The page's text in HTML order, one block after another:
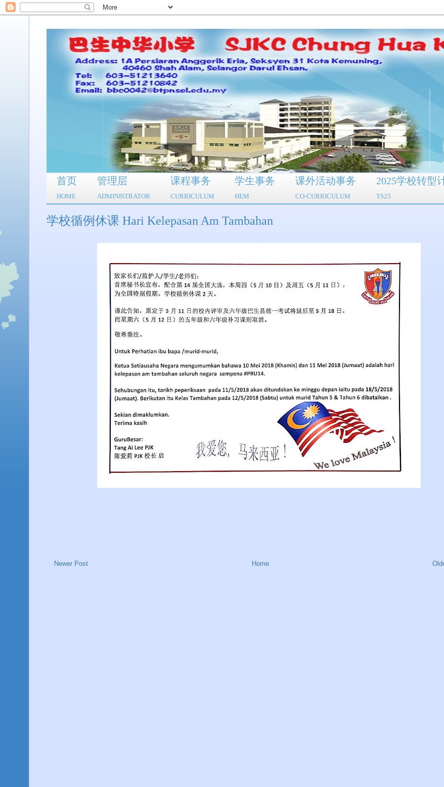
首页
HOME
管理层
ADMINISTRATOR
课程事务
CURRICULUM
学生事务
HEM
课外活动事务
CO-CURRICULUM
2025学校转型
TS25
学校循例休课 Hari Kelepasan Am Tambahan
Newer Post Home